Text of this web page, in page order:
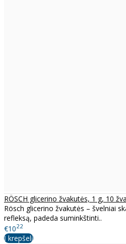
RÖSCH glicerino žvakutės, 1 g, 10
Rösch glicerino žvakutės – švelniai
refleksą, padeda suminkštinti..
€1022
Į krepšelį